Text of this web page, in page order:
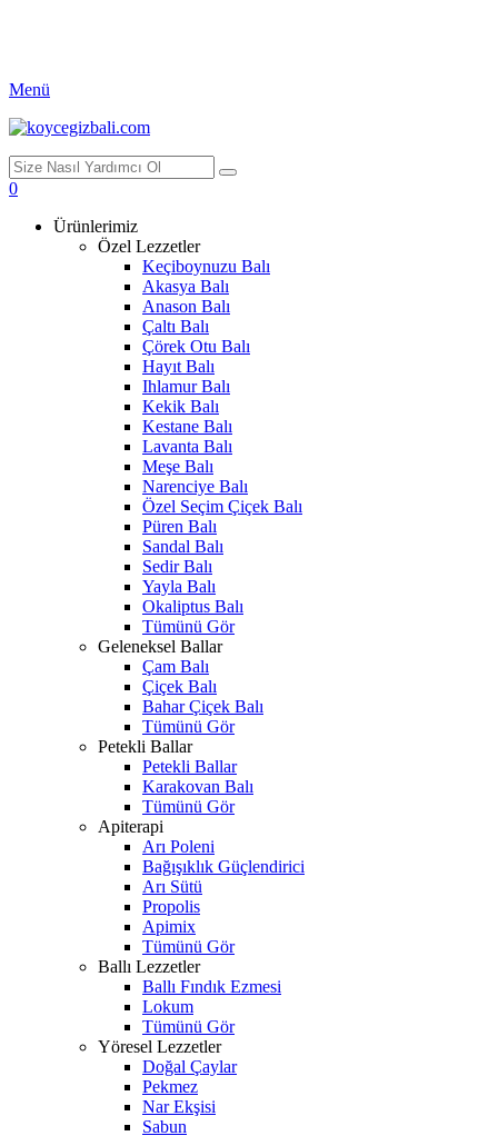
Menü
0
Ürünlerimiz
Özel Lezzetler
Keçiboynuzu Balı
Akasya Balı
Anason Balı
Çaltı Balı
Çörek Otu Balı
Hayıt Balı
Ihlamur Balı
Kekik Balı
Kestane Balı
Lavanta Balı
Meşe Balı
Narenciye Balı
Özel Seçim Çiçek Balı
Püren Balı
Sandal Balı
Sedir Balı
Yayla Balı
Okaliptus Balı
Tümünü Gör
Geleneksel Ballar
Çam Balı
Çiçek Balı
Bahar Çiçek Balı
Tümünü Gör
Petekli Ballar
Petekli Ballar
Karakovan Balı
Tümünü Gör
Apiterapi
Arı Poleni
Bağışıklık Güçlendirici
Arı Sütü
Propolis
Apimix
Tümünü Gör
Ballı Lezzetler
Ballı Fındık Ezmesi
Lokum
Tümünü Gör
Yöresel Lezzetler
Doğal Çaylar
Pekmez
Nar Ekşisi
Sabun